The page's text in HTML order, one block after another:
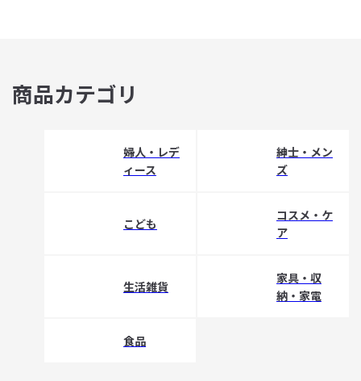
商品カテゴリ
婦人・レデ
ィース
紳士・メン
ズ
こども
コスメ・ケ
ア
生活雑貨
家具・収
納・家電
食品